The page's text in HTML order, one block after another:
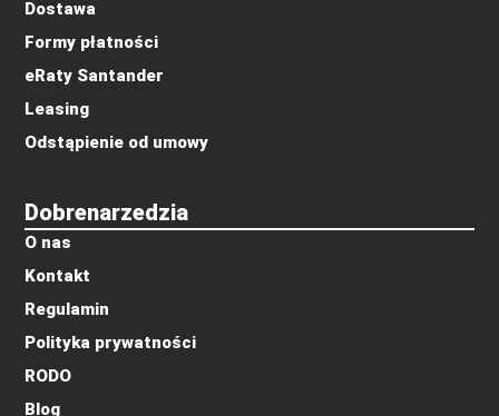
Dobrenarzedzia
O nas
Kontakt
Regulamin
Polityka prywatności
RODO
Blog
Dostawa
Formy płatności
eRaty Santander
Leasing
Odstąpienie od umowy